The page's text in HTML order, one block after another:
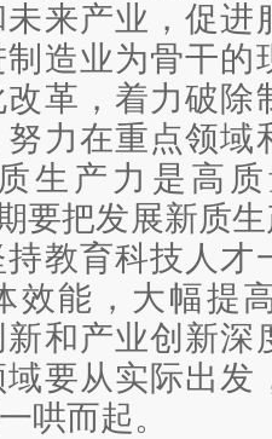
来产业，促进
造业为骨干的
革，着力破除
力在重点领域
生产力是高
要把发展新质
教育科技人才
效能，大幅提
和产业创新深
要从实际出发
哄而起。